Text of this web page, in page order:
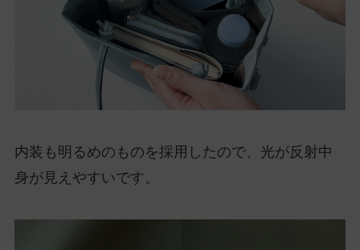
内装も明るめのものを採用したので、光が反射中
身が見えやすいです。